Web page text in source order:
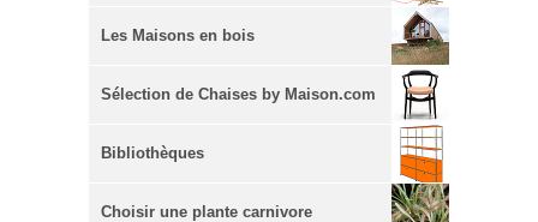
Les Maisons en bois
Sélection de Chaises by Maison.com
Bibliothèques
Choisir une plante carnivore